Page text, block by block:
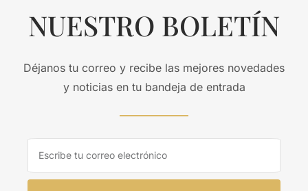
NUESTRO BOLETÍN
Déjanos tu correo y recibe las mejores novedades
y noticias en tu bandeja de entrada